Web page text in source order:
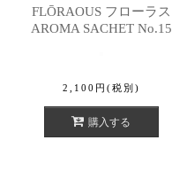
FLŌRAOUS フローラス
AROMA SACHET No.15
2,100 円 (税別)
購入する